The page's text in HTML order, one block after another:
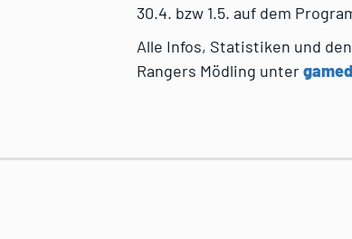
30.4. bzw 1.5. auf dem
Alle Infos, Statistiken und
Rangers Mödling unter